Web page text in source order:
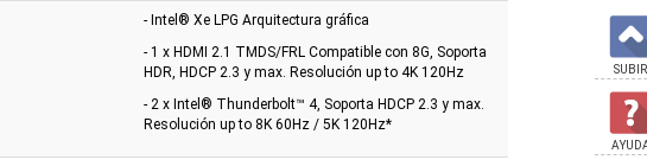
- Intel® Xe LPG Arquitectura gráfica
- 1 x HDMI 2.1 TMDS/FRL Compatible con 8G, Soporta
HDR, HDCP 2.3 y max. Resolución up to 4K 120Hz
- 2 x Intel® Thunderbolt™ 4, Soporta HDCP 2.3 y max.
Resolución up to 8K 60Hz / 5K 120Hz*
SUBIR